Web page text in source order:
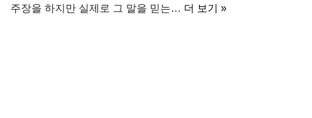
주장을 하지만 실제로 그 말을 믿는… 더 보기 »